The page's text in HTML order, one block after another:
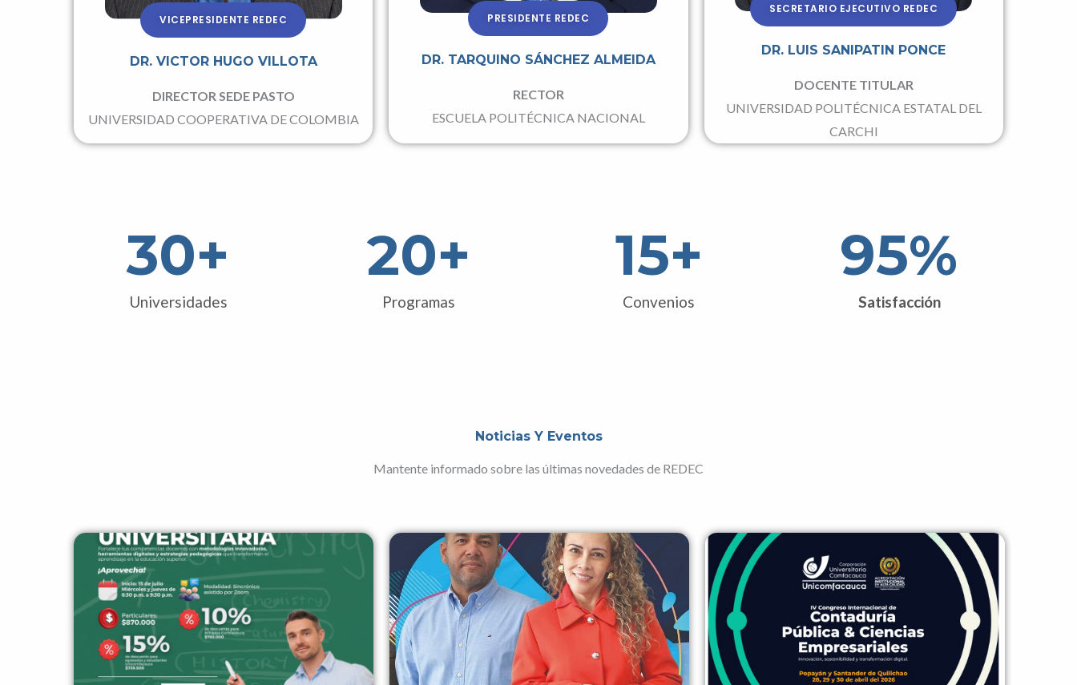
VICEPRESIDENTE REDEC
DR. VICTOR HUGO VILLOTA
DIRECTOR SEDE PASTO
UNIVERSIDAD COOPERATIVA DE COLOMBIA
PRESIDENTE REDEC
DR. TARQUINO SÁNCHEZ ALMEIDA
RECTOR
ESCUELA POLITÉCNICA NACIONAL
SECRETARIO EJECUTIVO REDEC
DR. LUIS SANIPATIN PONCE
DOCENTE TITULAR
UNIVERSIDAD POLITÉCNICA ESTATAL DEL
CARCHI
Universidades
30+
Programas
20+
Convenios
15+
Satisfacción
95%
Noticias Y Eventos
Mantente informado sobre las últimas novedades de REDEC